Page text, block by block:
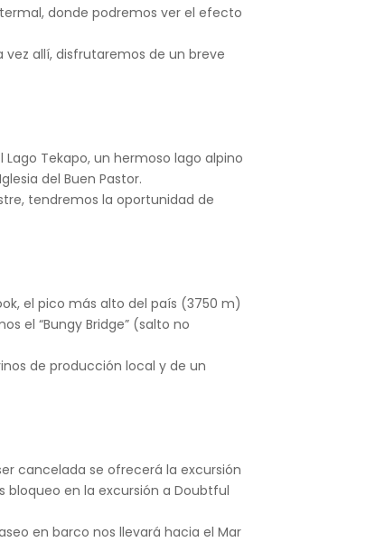
donde podremos ver el efecto
allí, disfrutaremos de un breve
Tekapo, un hermoso lago alpino
del Buen Pastor.
tendremos la oportunidad de
el pico más alto del país (3750 m)
el “Bungy Bridge” (salto no
de producción local y de un
cancelada se ofrecerá la excursión
en la excursión a Doubtful
en barco nos llevará hacia el Mar